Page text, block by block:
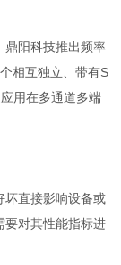
鼎阳科技推出频率
个相互独立、带有S
用在多通道多端
坏直接影响设备或
要对其性能指标进